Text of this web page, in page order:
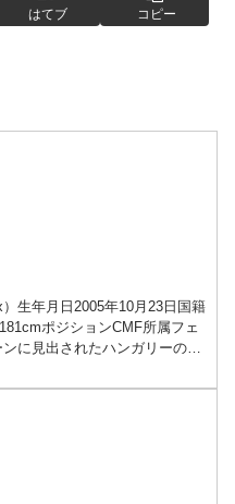
はてブ コピー
生年月日2005年10月23日国籍
ポジションCMF所属フェ
に見出されたハンガリーの魔